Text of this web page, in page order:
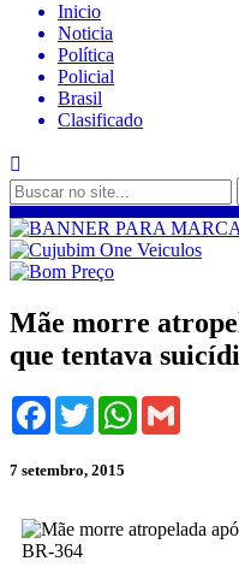
Inicio
Noticia
Política
Policial
Brasil
Clasificado
Mãe morre
que tentava
Facebook
TwitterWhatsApp
7 setembro, 2015